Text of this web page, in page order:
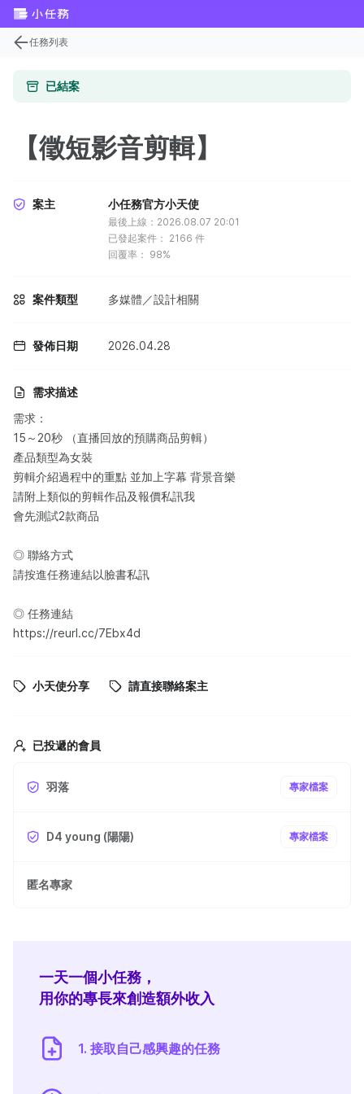
任務列表
已結案
【徵短影音剪輯】
案主 小任務官方小天使
最後上線：2026.08.07 20:01
已發起案件： 2166 件
回覆率： 98%
案件類型 多媒體／設計相關
發佈日期 2026.04.28
需求描述
需求：
15～20秒 （直播回放的預購商品剪輯）
產品類型為女裝
剪輯介紹過程中的重點 並加上字幕 背景音樂
請附上類似的剪輯作品及報價私訊我
會先測試2款商品
◎ 聯絡方式
請按進任務連結以臉書私訊
◎ 任務連結
https://reurl.cc/7Ebx4d
小天使分享 請直接聯絡案主
已投遞的會員
羽落 專家檔案
D4 young (陽陽) 專家檔案
匿名專家
一天一個小任務，
用你的專長來創造額外收入
1. 接取自己感興趣的任務